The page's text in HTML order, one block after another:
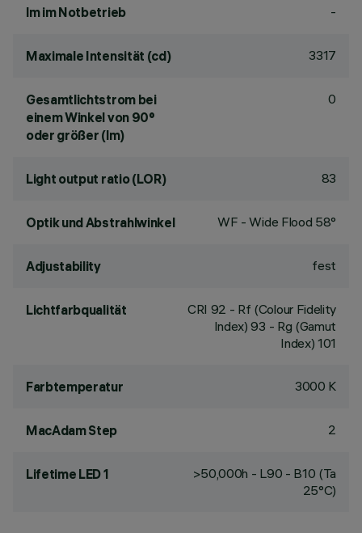
lm im Notbetrieb -
Maximale Intensität (cd) 3317
Gesamtlichtstrom bei
einem Winkel von 90°
oder größer (lm)
0
Light output ratio (LOR) 83
Optik und Abstrahlwinkel WF - Wide Flood 58°
Adjustability fest
Lichtfarbqualität CRI 92 - Rf (Colour Fidelity
Index) 93 - Rg (Gamut
Index) 101
Farbtemperatur 3000 K
MacAdam Step 2
Lifetime LED 1
>50,000h - L90 - B10 (Ta
25°C)